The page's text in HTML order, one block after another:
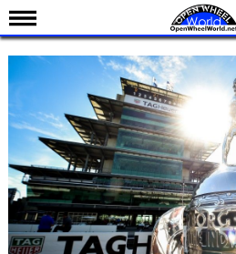
Nieuws
Kalender
Uitslagen
Standen
Coureurs
Teams
IndyCar 101